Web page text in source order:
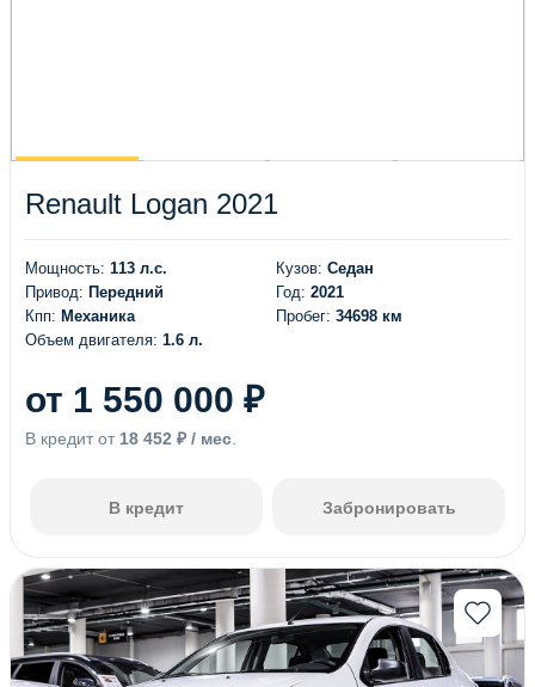
Renault Logan 2021
Мощность: 113 л.с.
Привод: Передний
Кпп: Механика
Объем двигателя: 1.6 л.
Кузов: Седан
Год: 2021
Пробег: 34698 км
от 1 550 000 ₽
В кредит от 18 452 ₽ / мес
В кредит Забронировать